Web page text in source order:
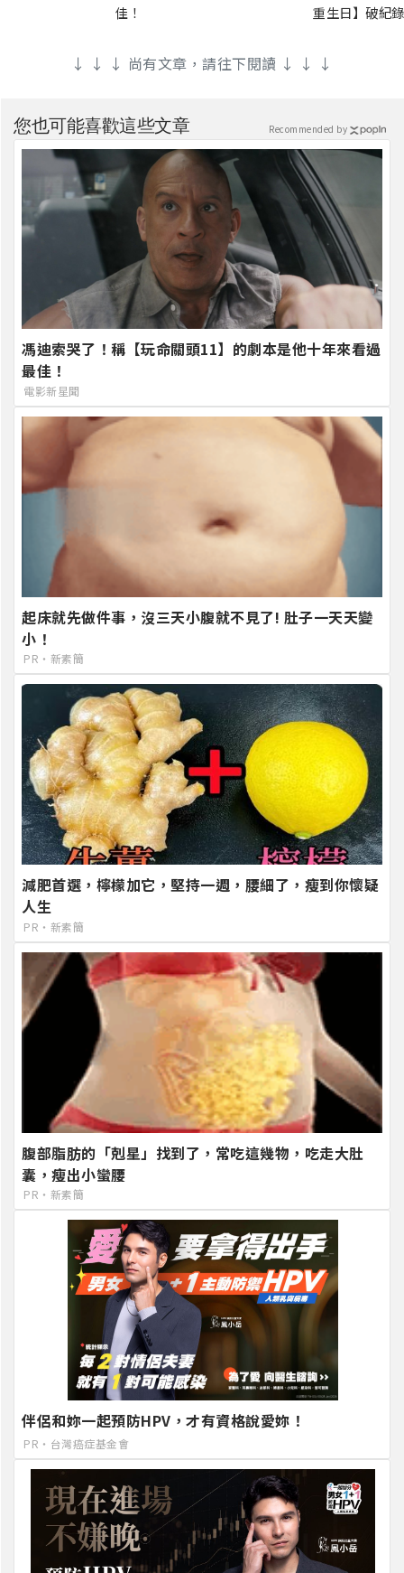
佳！
重生日】破紀
↓ ↓ ↓ 尚有文章，請往下閱讀 ↓ ↓ ↓
您也可能喜歡這些文章
馮迪索哭了！稱【玩命關頭11】的劇本是他十年來看過
最佳！
電影新星聞
起床就先做件事，沒三天小腹就不見了! 肚子一天天變
小！
PR・新素簡
減肥首選，檸檬加它，堅持一週，腰細了，瘦到你懷疑
人生
PR・新素簡
腹部脂肪的「剋星」找到了，常吃這幾物，吃走大肚
囊，瘦出小蠻腰
PR・新素簡
伴侶和妳一起預防HPV，才有資格說愛妳！
PR・台灣癌症基金會
Recommended by